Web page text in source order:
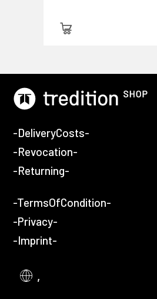
-DeliveryCosts-
-Revocation-
-Returning-
-TermsOfCondition-
-Privacy-
-Imprint-
,